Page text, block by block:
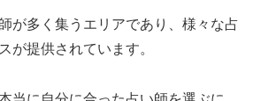
が多く集うエリアであり、様々な占
が提供されています。